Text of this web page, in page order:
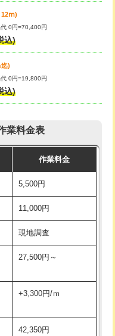
12ⅿ)
0円=70,400円
込)
)
0円=19,800円
込)
業料金表
作業料金
5,500円
11,000円
現地調査
27,500円～
+3,300円/ｍ
42,350円